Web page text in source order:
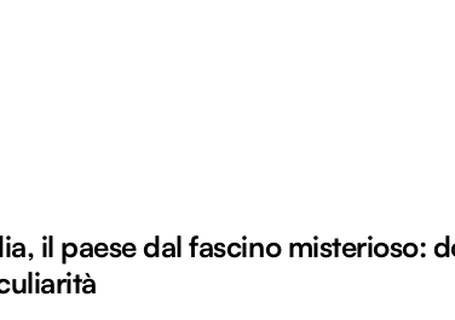
il paese dal fascino misterioso: